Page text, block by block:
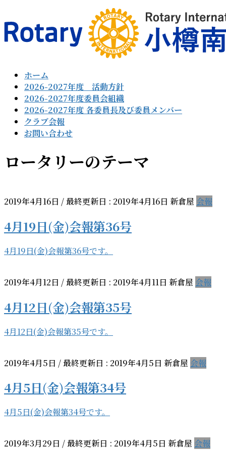
ン
テ
ビ
ゲ
ホーム
2026-2027年度 活動方針
2026-2027年度委員会組織
2026-2027年度 各委員長及び委員メンバー
クラブ会報
お問い合わせ
ロータリーのテーマ
2019年4月16日 / 最終更新日 : 2019年4月16日 新倉屋 会報
4月19日(金)会報第36号
4月19日(金)会報第36号です。
2019年4月12日 / 最終更新日 : 2019年4月11日 新倉屋 会報
4月12日(金)会報第35号
4月12日(金)会報第35号です。
2019年4月5日 / 最終更新日 : 2019年4月5日 新倉屋 会報
4月5日(金)会報第34号
4月5日(金)会報第34号です。
2019年3月29日 / 最終更新日 : 2019年4月5日 新倉屋 会報